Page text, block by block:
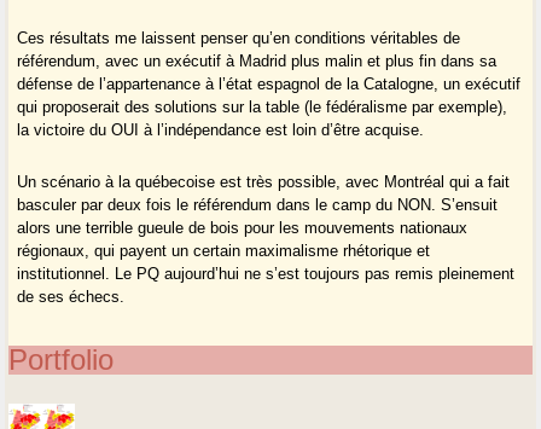
Ces résultats me laissent penser qu’en conditions véritables de
référendum, avec un exécutif à Madrid plus malin et plus fin dans sa
défense de l’appartenance à l’état espagnol de la Catalogne, un exécutif
qui proposerait des solutions sur la table (le fédéralisme par exemple),
la victoire du OUI à l’indépendance est loin d’être acquise.
Un scénario à la québecoise est très possible, avec Montréal qui a fait
basculer par deux fois le référendum dans le camp du NON. S’ensuit
alors une terrible gueule de bois pour les mouvements nationaux
régionaux, qui payent un certain maximalisme rhétorique et
institutionnel. Le PQ aujourd’hui ne s’est toujours pas remis pleinement
de ses échecs.
Portfolio